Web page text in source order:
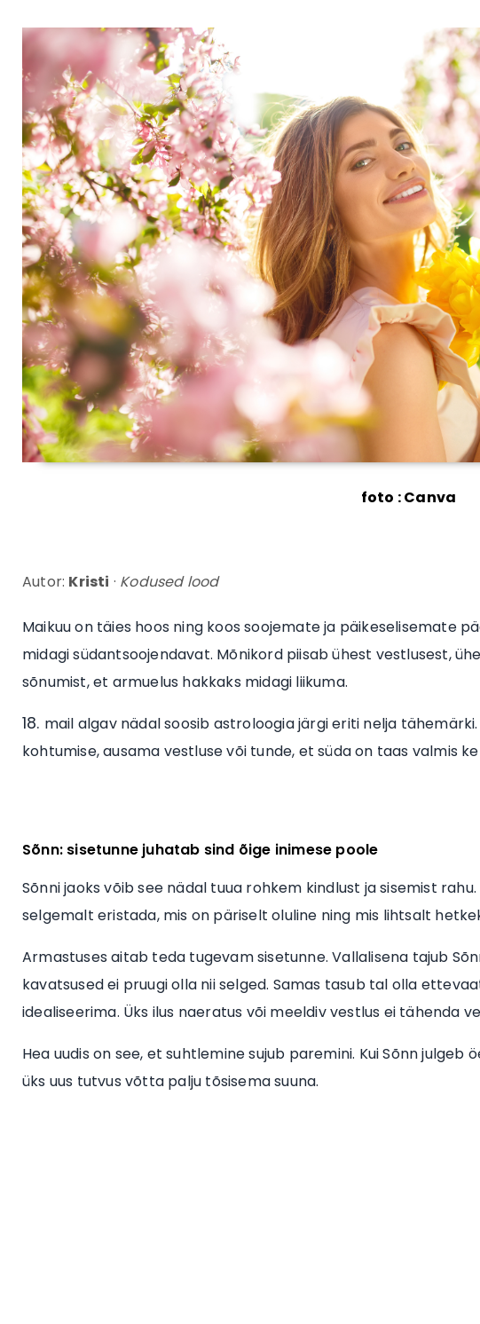
foto : Canva
Autor: Kristi · Kodused lood
Maikuu on täies hoos ning koos soojemate ja päikeselisemate
midagi südantsoojendavat. Mõnikord piisab ühest vestlusest,
sõnumist, et armuelus hakkaks midagi liikuma.
mail algav nädal soosib astroloogia järgi eriti nelja
kohtumise, ausama vestluse või tunde, et süda on taas valmis
Sõnn: sisetunne juhatab sind õige inimese poole
Sõnni jaoks võib see nädal tuua rohkem kindlust ja sisemist
selgemalt eristada, mis on päriselt oluline ning mis lihtsalt
Armastuses aitab teda tugevam sisetunne. Vallalisena tajub
kavatsused ei pruugi olla nii selged. Samas tasub tal olla
idealiseerima. Üks ilus naeratus või meeldiv vestlus ei tähenda
Hea uudis on see, et suhtlemine sujub paremini. Kui Sõnn
üks uus tutvus võtta palju tõsisema suuna.